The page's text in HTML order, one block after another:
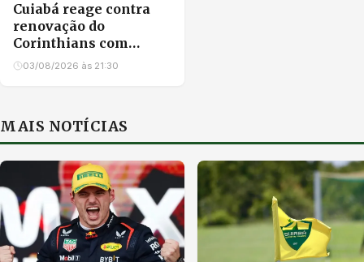
Cuiabá reage contra
renovação do
Corinthians com
Depay e exige punição
03/08/2026 às 21:30
MAIS NOTÍCIAS